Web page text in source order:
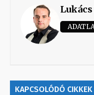
KAPCSOLÓDÓ CIKKEK